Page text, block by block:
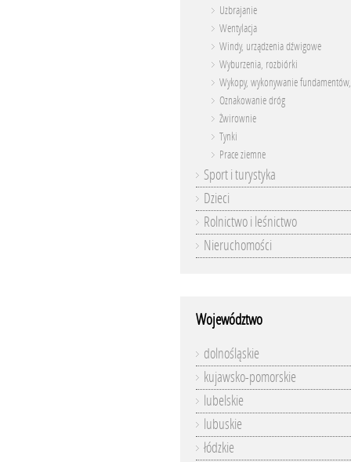
Uzbrajanie
Wentylacja
Windy, urządzenia dźwigowe
Wyburzenia, rozbiórki
Wykopy, wykonywanie
Oznakowanie dróg
Żwirownie
Tynki
Prace ziemne
Sport i turystyka
Dzieci
Rolnictwo i leśnictwo
Nieruchomości
Województwo
dolnośląskie
kujawsko-pomorskie
lubelskie
lubuskie
łódzkie